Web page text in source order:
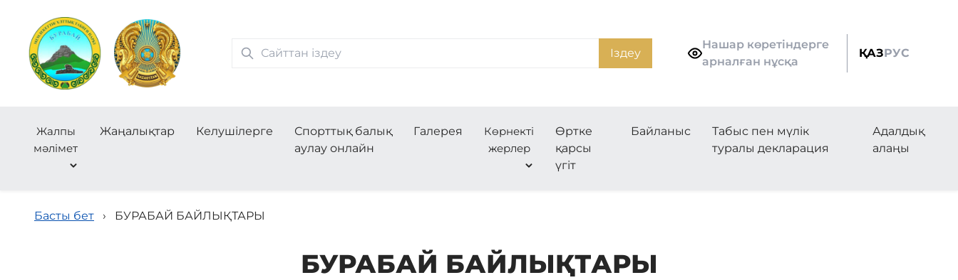
Іздеу
Нашар көретіндерге
арналған нұсқа
ҚАЗРУС
Жалпы
мәлімет
Жаңалықтар Келушілерге
Спорттық балық
аулау онлайн
Галерея
Көрнекті
жерлер
Өртке
қарсы
үгіт
Байланыс
Табыс пен мүлік
туралы декларация
Адалдық
алаңы
Басты бет › БУРАБАЙ БАЙЛЫҚТАРЫ
БУРАБАЙ БАЙЛЫҚТАРЫ